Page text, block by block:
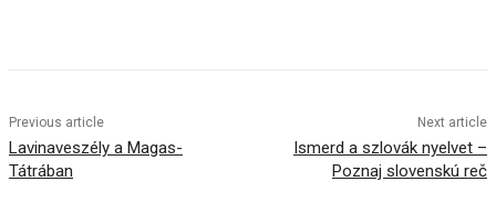
Previous article
Lavinaveszély a Magas-
Tátrában
Next article
Ismerd a szlovák nyelvet –
Poznaj slovenskú reč